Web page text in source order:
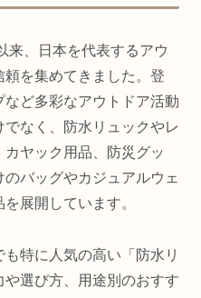
来、日本を代表するアウ
頼を集めてきました。登
ど多彩なアウトドア活動
なく、防水リュックやレ
ヤック用品、防災グッ
バッグやカジュアルウェ
展開しています。
特に人気の高い「防水リ
や選び方、用途別のおすす